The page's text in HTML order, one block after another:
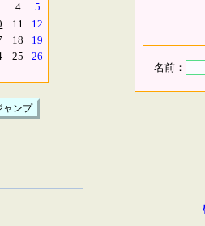
4
5
11
12
18
19
25
26
名前：